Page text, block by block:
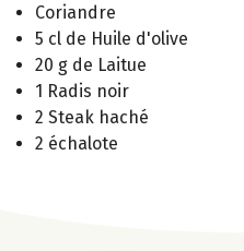
Coriandre
5 cl de Huile d'olive
20 g de Laitue
1 Radis noir
2 Steak haché
2 échalote